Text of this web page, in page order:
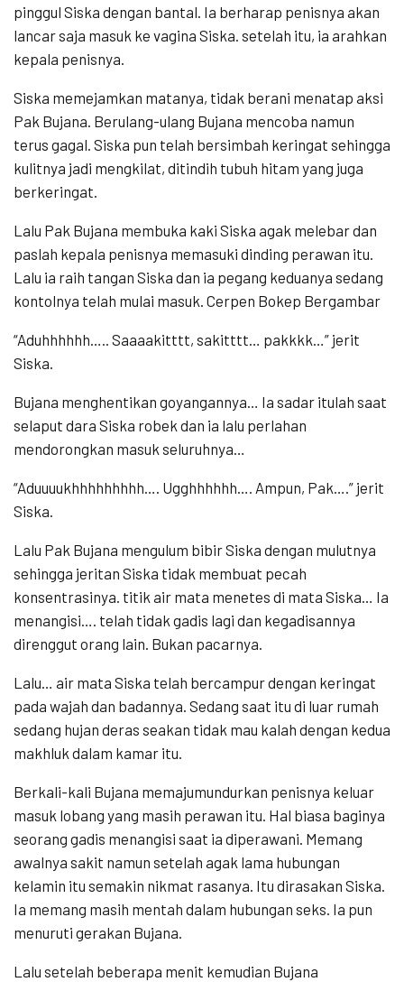
pinggul Siska dengan bantal. Ia berharap penisnya akan
lancar saja masuk ke vagina Siska. setelah itu, ia arahkan
kepala penisnya.
Siska memejamkan matanya, tidak berani menatap aksi
Pak Bujana. Berulang-ulang Bujana mencoba namun
terus gagal. Siska pun telah bersimbah keringat sehingga
kulitnya jadi mengkilat, ditindih tubuh hitam yang juga
berkeringat.
Lalu Pak Bujana membuka kaki Siska agak melebar dan
paslah kepala penisnya memasuki dinding perawan itu.
Lalu ia raih tangan Siska dan ia pegang keduanya sedang
kontolnya telah mulai masuk. Cerpen Bokep Bergambar
“Aduhhhhhh….. Saaaakitttt, sakitttt… pakkkk…” jerit
Siska.
Bujana menghentikan goyangannya… Ia sadar itulah saat
selaput dara Siska robek dan ia lalu perlahan
mendorongkan masuk seluruhnya…
“Aduuuukhhhhhhhhh…. Ugghhhhhh…. Ampun, Pak….” jerit
Siska.
Lalu Pak Bujana mengulum bibir Siska dengan mulutnya
sehingga jeritan Siska tidak membuat pecah
konsentrasinya. titik air mata menetes di mata Siska… Ia
menangisi…. telah tidak gadis lagi dan kegadisannya
direnggut orang lain. Bukan pacarnya.
Lalu… air mata Siska telah bercampur dengan keringat
pada wajah dan badannya. Sedang saat itu di luar rumah
sedang hujan deras seakan tidak mau kalah dengan kedua
makhluk dalam kamar itu.
Berkali-kali Bujana memajumundurkan penisnya keluar
masuk lobang yang masih perawan itu. Hal biasa baginya
seorang gadis menangisi saat ia diperawani. Memang
awalnya sakit namun setelah agak lama hubungan
kelamin itu semakin nikmat rasanya. Itu dirasakan Siska.
Ia memang masih mentah dalam hubungan seks. Ia pun
menuruti gerakan Bujana.
Lalu setelah beberapa menit kemudian Bujana